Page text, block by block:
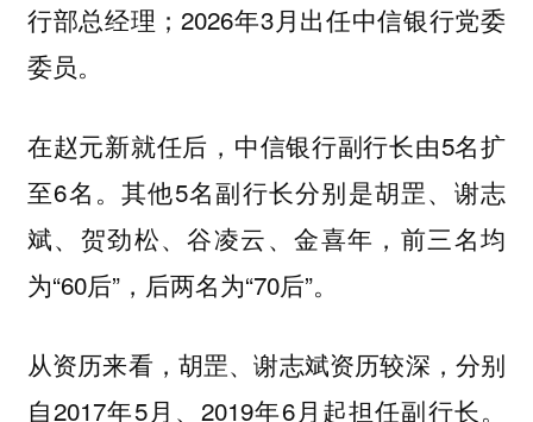
行部总经理；2026年3月出任中信银行党委
委员。
在赵元新就任后，中信银行副行长由5名扩
至6名。其他5名副行长分别是胡罡、谢志
斌、贺劲松、谷凌云、金喜年，前三名均
为“60后”，后两名为“70后”。
从资历来看，胡罡、谢志斌资历较深，分别
自2017年5月、2019年6月起担任副行长。